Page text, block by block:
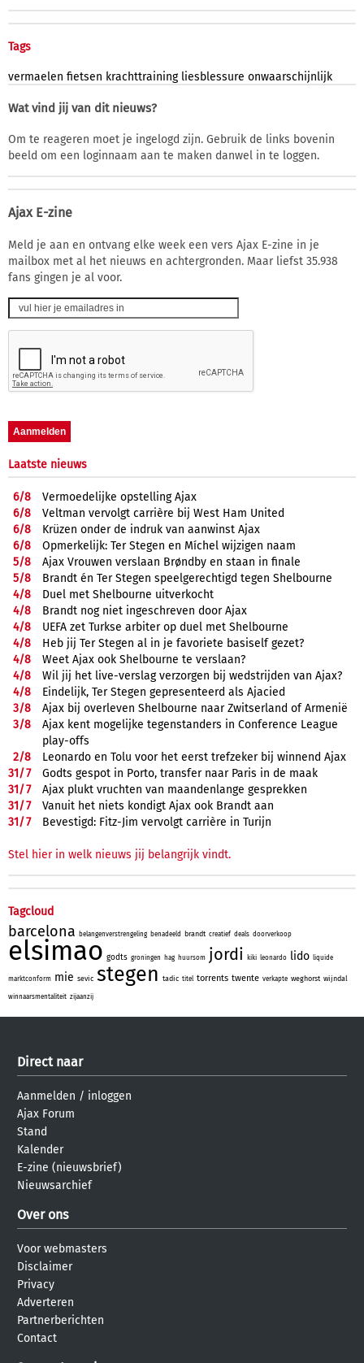
Tags
vermaelen fietsen krachttraining liesblessure onwaarschijnlijk
Wat vind jij van dit nieuws?
Om te reageren moet je ingelogd zijn. Gebruik de links bovenin
beeld om een loginnaam aan te maken danwel in te loggen.
Ajax E-zine
Meld je aan en ontvang elke week een vers Ajax E-zine in je
mailbox met al het nieuws en achtergronden. Maar liefst 35.938
fans gingen je al voor.
Laatste nieuws
6/8
Vermoedelijke opstelling Ajax
6/8
Veltman vervolgt carrière bij West Ham United
6/8
Krüzen onder de indruk van aanwinst Ajax
6/8
Opmerkelijk: Ter Stegen en Míchel wijzigen naam
5/8
Ajax Vrouwen verslaan Brøndby en staan in finale
5/8
Brandt én Ter Stegen speelgerechtigd tegen Shelbourne
4/8
Duel met Shelbourne uitverkocht
4/8
Brandt nog niet ingeschreven door Ajax
4/8
UEFA zet Turkse arbiter op duel met Shelbourne
4/8
Heb jij Ter Stegen al in je favoriete basiself gezet?
4/8
Weet Ajax ook Shelbourne te verslaan?
4/8
Wil jij het live-verslag verzorgen bij wedstrijden van Ajax?
4/8
Eindelijk, Ter Stegen gepresenteerd als Ajacied
3/8
Ajax bij overleven Shelbourne naar Zwitserland of Armenië
3/8
Ajax kent mogelijke tegenstanders in Conference League
play-offs
2/8
Leonardo en Tolu voor het eerst trefzeker bij winnend Ajax
31/7
Godts gespot in Porto, transfer naar Paris in de maak
31/7
Ajax plukt vruchten van maandenlange gesprekken
31/7
Vanuit het niets kondigt Ajax ook Brandt aan
31/7 Bevestigd: Fitz-Jim vervolgt carrière in Turijn
Stel hier in welk nieuws jij belangrijk vindt.
Tagcloud
barcelona belangenverstrengeling benadeeld brandt creatief deals doorverkoop
elsimao godts groningen hag huursom jordi kiki leonardo lido liquide
marktconform mie sevic stegen tadic titel torrents twente verkapte weghorst wijndal
winnaarsmentaliteit zijaanzij
Direct naar
Aanmelden / inloggen
Ajax Forum
Stand
Kalender
E-zine (nieuwsbrief)
Nieuwsarchief
Over ons
Voor webmasters
Disclaimer
Privacy
Adverteren
Partnerberichten
Contact